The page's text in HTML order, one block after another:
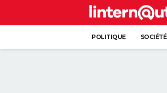
POLITIQUE SOCIÉTÉ